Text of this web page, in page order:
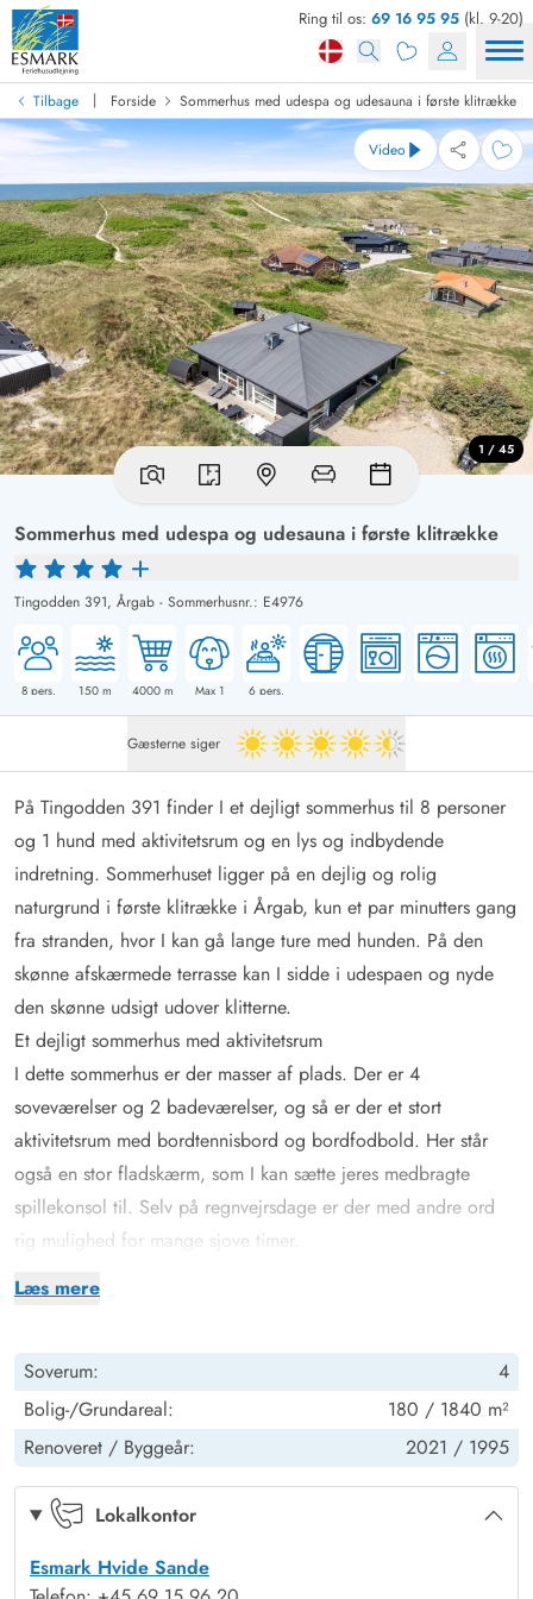
Ring til os: 69 16 95 95 (kl. 9-20)
Tilbage | Forside Sommerhus med udespa og udesauna i første klitrække
Sommerhus med udespa og udesauna i første klitrække
Tingodden 391, Årgab - Sommerhusnr.: E4976
8pers. 150 m 4000m Max 1 6 pers.
Video
1 / 45
Gæsterne siger 4.5 ud af 5
Læs mere
På Tingodden 391 finder I et dejligt sommerhus til 8 personer
og 1 hund med aktivitetsrum og en lys og indbydende
indretning. Sommerhuset ligger på en dejlig og rolig
naturgrund i første klitrække i Årgab, kun et par minutters gang
fra stranden, hvor I kan gå lange ture med hunden. På den
skønne afskærmede terrasse kan I sidde i udespaen og nyde
den skønne udsigt udover klitterne.
Et dejligt sommerhus med aktivitetsrum
I dette sommerhus er der masser af plads. Der er 4
soveværelser og 2 badeværelser, og så er der et stort
aktivitetsrum med bordtennisbord og bordfodbold. Her står
også en stor fladskærm, som I kan sætte jeres medbragte
spillekonsol til. Selv på regnvejrsdage er der med andre ord
rig mulighed for mange sjove timer.
Sommerhuset er bygget i en enkel og flot arkitektur, som
køkken- og spiseområde. Omkring et godt måltid med lokal
råvarer, kan I tilbringe mange timer sammen.
Skøn terrasse med spa og sauna
Rundt om huset er der gode terrasser, hvorfra det er muligt at
grille eller bare at sidde ude og nyde solen samt læ fra den
kan I sætte jer ned i spaen og nyde den skønne vesterhavsluft.
Soverum:
4
Bolig-/Grundareal:
180 / 1840 m²
Renoveret / Byggeår: 2021 / 1995
Lokalkontor
Esmark Hvide Sande